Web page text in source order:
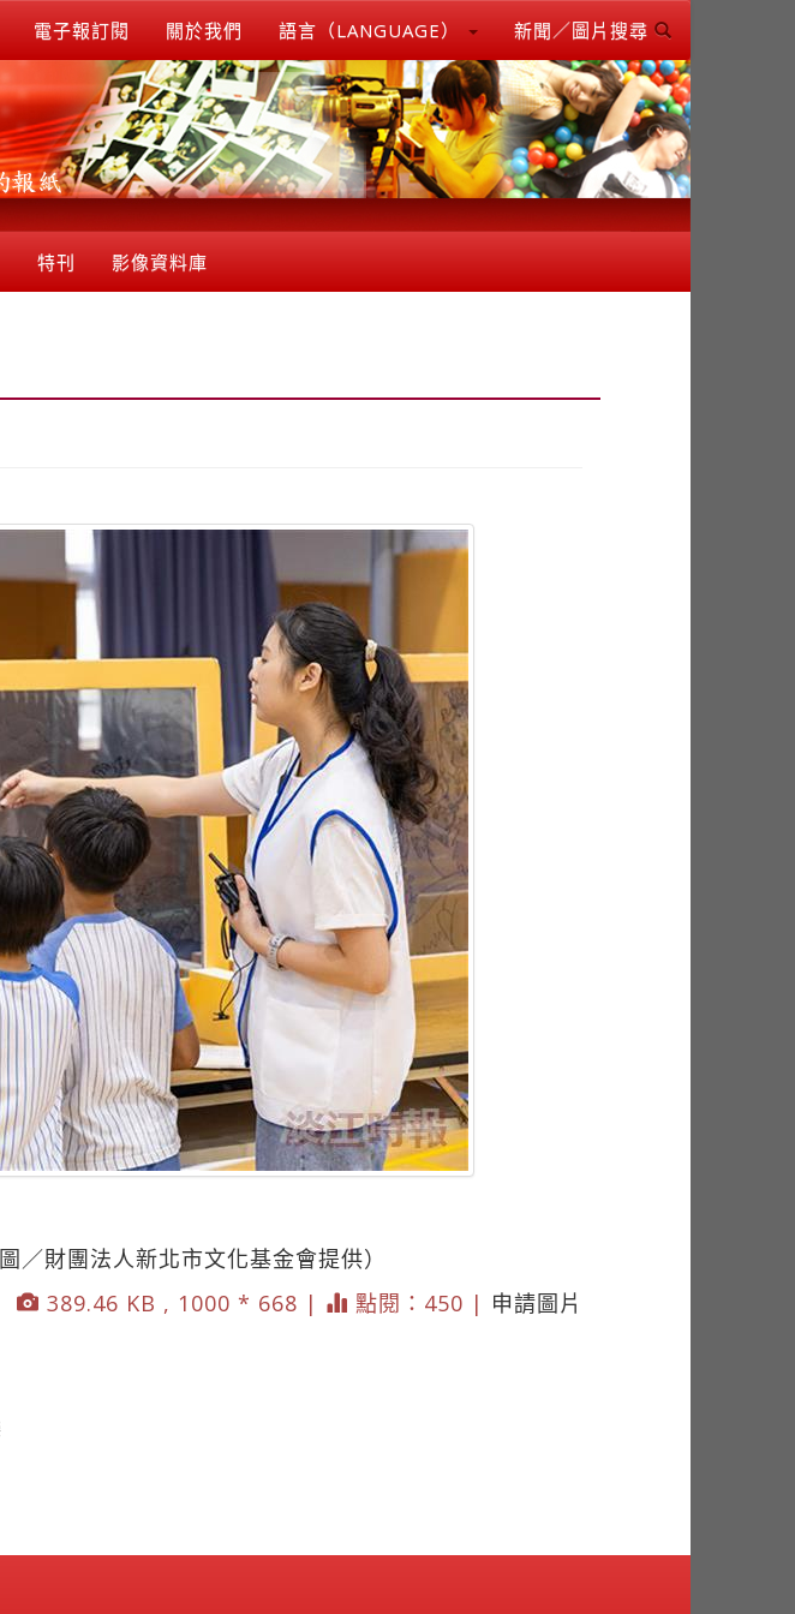
電子報訂閱 關於我們 語言（LANGUAGE） 新聞／圖片搜尋
特刊 影像資料庫
財團法人新北市文化基金會提供）
389.46 KB , 1000 * 668 |
點閱：450 | 申請圖片